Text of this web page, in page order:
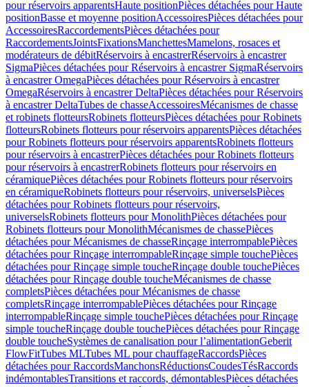
pour réservoirs apparentsHaute positionPièces détachées pour Haute
positionBasse et moyenne positionAccessoiresPièces détachées pour
AccessoiresRaccordementsPièces détachées pour
RaccordementsJointsFixationsManchettesMamelons, rosaces et
modérateurs de débitRéservoirs à encastrerRéservoirs à encastrer
SigmaPièces détachées pour Réservoirs à encastrer SigmaRéservoirs
à encastrer OmegaPièces détachées pour Réservoirs à encastrer
OmegaRéservoirs à encastrer DeltaPièces détachées pour Réservoirs
à encastrer DeltaTubes de chasseAccessoiresMécanismes de chasse
et robinets flotteursRobinets flotteursPièces détachées pour Robinets
flotteursRobinets flotteurs pour réservoirs apparentsPièces détachées
pour Robinets flotteurs pour réservoirs apparentsRobinets flotteurs
pour réservoirs à encastrerPièces détachées pour Robinets flotteurs
pour réservoirs à encastrerRobinets flotteurs pour réservoirs en
céramiquePièces détachées pour Robinets flotteurs pour réservoirs
en céramiqueRobinets flotteurs pour réservoirs, universelsPièces
détachées pour Robinets flotteurs pour réservoirs,
universelsRobinets flotteurs pour MonolithPièces détachées pour
Robinets flotteurs pour MonolithMécanismes de chassePièces
détachées pour Mécanismes de chasseRinçage interrompablePièces
détachées pour Rinçage interrompableRinçage simple touchePièces
détachées pour Rinçage simple toucheRinçage double touchePièces
détachées pour Rinçage double toucheMécanismes de chasse
completsPièces détachées pour Mécanismes de chasse
completsRinçage interrompablePièces détachées pour Rinçage
interrompableRinçage simple touchePièces détachées pour Rinçage
simple toucheRinçage double touchePièces détachées pour Rinçage
double toucheSystèmes de canalisation pour l’alimentationGeberit
FlowFitTubes MLTubes ML pour chauffageRaccordsPièces
détachées pour RaccordsManchonsRéductionsCoudesTésRaccords
indémontablesTransitions et raccords, démontablesPièces détachées